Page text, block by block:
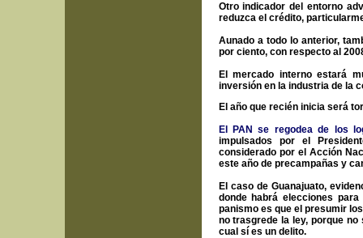
Otro indicador del entorno
reduzca el crédito,
Aunado a todo lo anterior,
por ciento, con respecto al
El mercado interno estará
inversión en la industria de la
El año que recién inicia será
El PAN se regodea de los
impulsados por el
considerado por el Acción
este año de precampañas y
El caso de Guanajuato,
donde habrá elecciones
panismo es que el presumir
no trasgrede la ley, porque
cual sí es un delito.